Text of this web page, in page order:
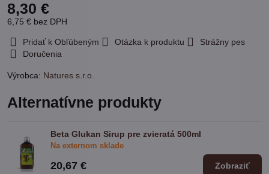
8,30 €
6,75 € bez DPH
Pridať k Obľúbeným Otázka k produktu
Strážny pes
Doručenia
Výrobca: Natures s.r.o.
Alternatívne produkty
Beta Glukan Sirup pre zvieratá 500ml
Na externom sklade
20,67 € Zobraziť